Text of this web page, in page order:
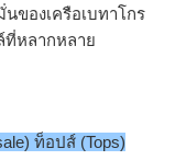
ของเครือเบทาโกร
ที่หลากหลาย
ท็อปส์ (Tops)